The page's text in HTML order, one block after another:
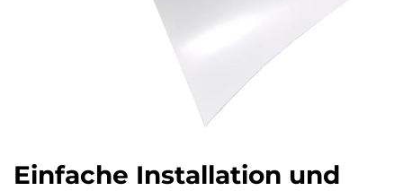
Einfache Installation und